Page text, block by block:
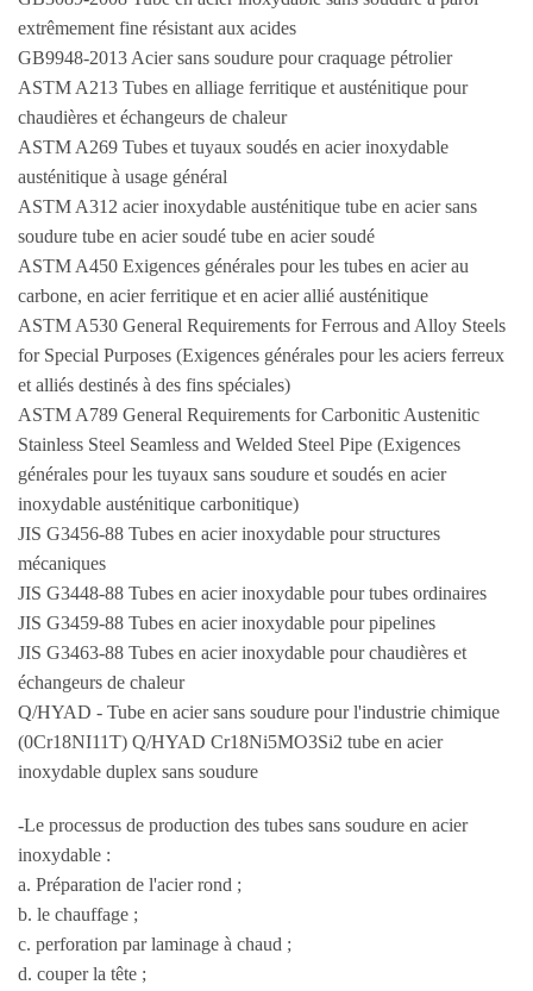
extrêmement fine résistant aux acides
GB9948-2013 Acier sans soudure pour craquage pétrolier
ASTM A213 Tubes en alliage ferritique et austénitique pour
chaudières et échangeurs de chaleur
ASTM A269 Tubes et tuyaux soudés en acier inoxydable
austénitique à usage général
ASTM A312 acier inoxydable austénitique tube en acier sans
soudure tube en acier soudé tube en acier soudé
ASTM A450 Exigences générales pour les tubes en acier au
carbone, en acier ferritique et en acier allié austénitique
ASTM A530 General Requirements for Ferrous and Alloy Steels
for Special Purposes (Exigences générales pour les aciers ferreux
et alliés destinés à des fins spéciales)
ASTM A789 General Requirements for Carbonitic Austenitic
Stainless Steel Seamless and Welded Steel Pipe (Exigences
générales pour les tuyaux sans soudure et soudés en acier
inoxydable austénitique carbonitique)
JIS G3456-88 Tubes en acier inoxydable pour structures
mécaniques
JIS G3448-88 Tubes en acier inoxydable pour tubes ordinaires
JIS G3459-88 Tubes en acier inoxydable pour pipelines
JIS G3463-88 Tubes en acier inoxydable pour chaudières et
échangeurs de chaleur
Q/HYAD - Tube en acier sans soudure pour l'industrie chimique
(0Cr18NI11T) Q/HYAD Cr18Ni5MO3Si2 tube en acier
inoxydable duplex sans soudure
-Le processus de production des tubes sans soudure en acier
inoxydable :
a. Préparation de l'acier rond ;
b. le chauffage ;
c. perforation par laminage à chaud ;
d. couper la tête ;